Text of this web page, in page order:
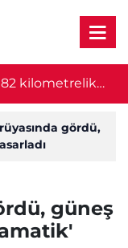
82 kilometrelik
duyurdu
gördü,
güneş